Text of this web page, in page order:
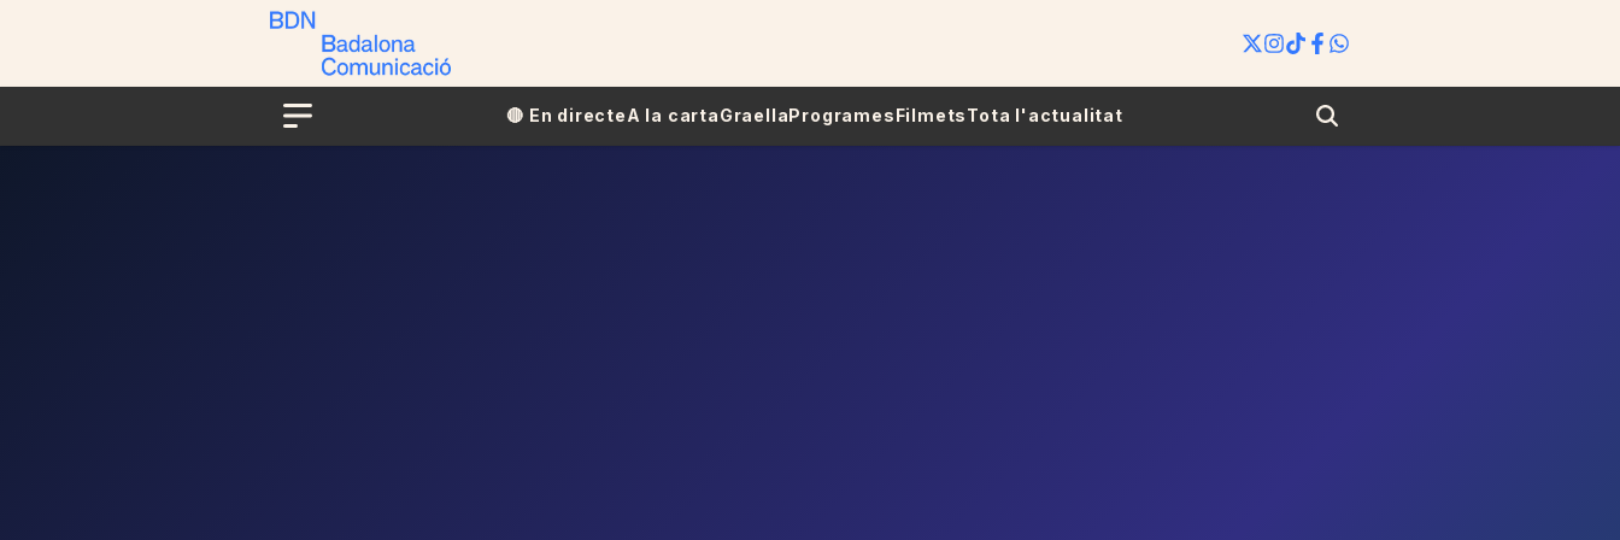
Menu
🔴​​ En directeA la cartaGraellaProgramesFilmetsTota l'actualitat Search